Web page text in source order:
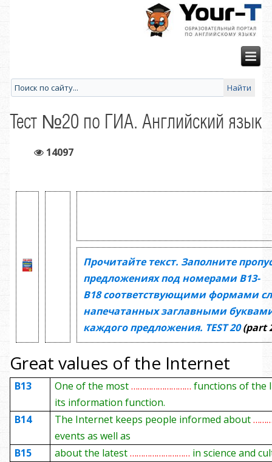
Тест №20 по ГИА. Английский язык
14097
Прочитайте текст. Заполните
предложениях под номерамиВ13-
В18соответствующими формами
напечатанных заглавными
каждого предложения. TEST20(part
Great values of the Internet
B13 One of the most………………………functions of the
its information function.
B14
The Internet keeps people informed about
events as well as
B15
about the latest……………………… in science and